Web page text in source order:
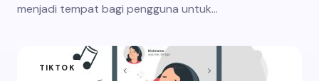
menjadi tempat bagi pengguna untuk…
TIKTOK